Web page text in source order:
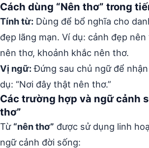
Cách dùng “Nên thơ” trong
Tính từ: Dùng để bổ nghĩa cho
đẹp lãng mạn. Ví dụ: cảnh đẹp
nên thơ, khoảnh khắc nên thơ.
Vị ngữ:Đứng sau chủ ngữ để
dụ: “Nơi đây thật nên thơ.”
Các trường hợp và ngữ cảnh
thơ”
Từ “nên thơ” được sử dụng linh
ngữ cảnh đời sống: